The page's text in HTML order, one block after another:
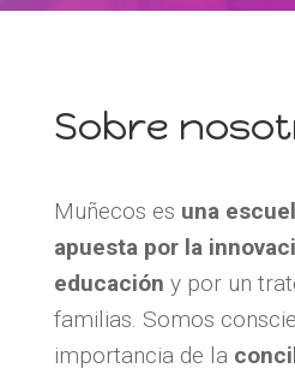
Sobre
Muñecos es una
apuesta por la
educación y por un
familias. Somos
importancia de la